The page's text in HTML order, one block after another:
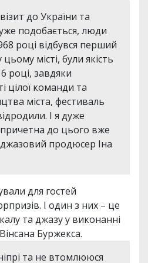
до України та
подобається, люди
році відбувся перший
місті, були якість
році, завдяки
цілої команди та
міста, фестиваль
І я дуже
до цього вже
продюсер Iна
для гостей
І один з них – це
та джазу у виконанні
Буржекса.
та не втомлююся